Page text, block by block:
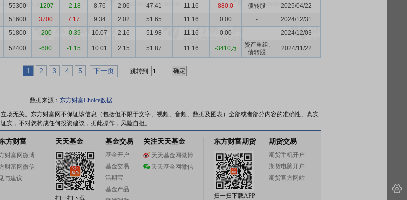
55300 -1207 -2.18 8.76 2.06 47.41 11.16 880.0 债转股
2025/04/22
51600 3700 7.17 9.34 2.02 51.65 11.16 0.00 -
2024/12/31
51800 -200 -0.39 10.07 2.16 51.98 11.16 0.00 - 2024/12/03
52400 -600 -1.15 10.01 2.15 51.87 11.16 -3410万
资产重组,
债转股
2024/11/22
1 2 3 4 5 下一页 跳转到
数据来源： 东方财富Choice数据
场无关。东方财富网不保证该信息（包括但不限于文字、视频、音频、数据及图表）全部或者部分内容的准确性、真实
实，不对您构成任何投资建议，据此操作，风险自担。
方财富
财富网微博
财富网微信
与建议
天天基金
扫一扫下载
基金交易
基金开户
基金交易
活期宝
基金产品
关注天天基金
天天基金网微博
天天基金网微信
东方财富期货
扫一扫下载APP
期货交易
期货手机开户
期货电脑开户
期货官方网站